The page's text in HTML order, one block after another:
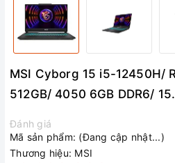
MSI Cyborg 15 i5-12450H/
512GB/ 4050 6GB DDR6/
Đánh giá
Mã sản phẩm: (Đang cập nhật...)
Thương hiệu: MSI